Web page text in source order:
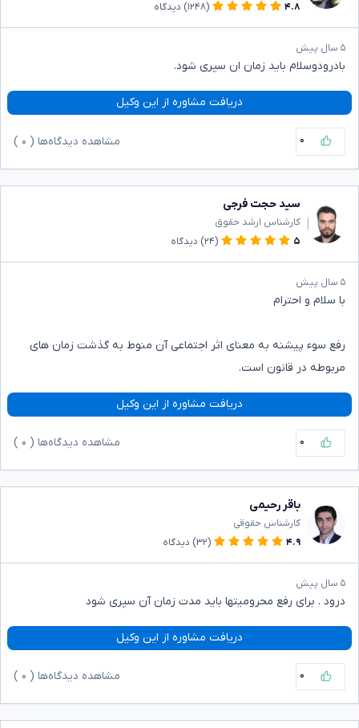
۴.۸
(۱۲۴۸) دیدگاه
۵ سال پیش
بادرودوسلام باید زمان ان سپری شود.
دریافت مشاوره از این وکیل
۰ مشاهده دیدگاه‌ها ( ۰
سید حجت فرجی
کارشناس ارشد حقوق
۵
(۲۴) دیدگاه
۵ سال پیش
با سلام و احترام
رفع سوء پیشنه به معنای اثر اجتماعی آن منوط به گذشت زمان های
مربوطه در قانون است.
دریافت مشاوره از این وکیل
۰ مشاهده دیدگاه‌ها ( ۰
باقر رحیمی
کارشناس حقوقی
۴.۹
(۳۲) دیدگاه
۵ سال پیش
درود . برای رفع محرومیتها باید مدت زمان آن سپری شود
دریافت مشاوره از این وکیل
۰ مشاهده دیدگاه‌ها ( ۰